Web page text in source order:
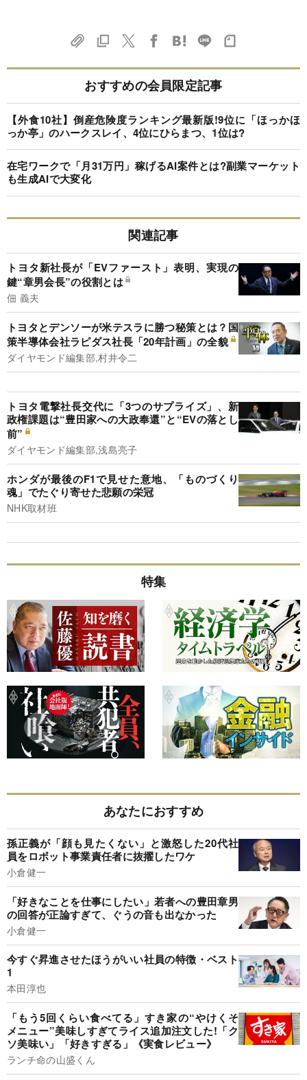
おすすめの会員限定記事
【外食10社】倒産危険度ランキング最新版!9位に「ほっかほ
っか亭」のハークスレイ、4位にひらまつ、1位は?
在宅ワークで「月31万円」稼げるAI案件とは?副業マーケット
も生成AIで大変化
関連記事
トヨタ新社長が「EVファースト」表明、実現の
鍵“章男会長”の役割とは
佃 義夫
トヨタとデンソーが米テスラに勝つ秘策とは？国
策半導体会社ラピダス社長「20年計画」の全貌
ダイヤモンド編集部,村井令二
トヨタ電撃社長交代に「3つのサプライズ」、新
政権課題は“豊田家への大政奉還”と“EVの落とし
前”
ダイヤモンド編集部,浅島亮子
ホンダが最後のF1で見せた意地、「ものづくり
魂」でたぐり寄せた悲願の栄冠
NHK取材班
特集
あなたにおすすめ
孫正義が「顔も見たくない」と激怒した20代社
員をロボット事業責任者に抜擢したワケ
小倉健一
「好きなことを仕事にしたい」若者への豊田章男
の回答が正論すぎて、ぐうの音も出なかった
小倉健一
今すぐ昇進させたほうがいい社員の特徴・ベスト
1
本田淳也
「もう5回くらい食べてる」すき家の“やけくそ
メニュー”美味しすぎてライス追加注文した!「ク
ソ美味い」「好きすぎる」《実食レビュー》
ランチ命の山盛くん